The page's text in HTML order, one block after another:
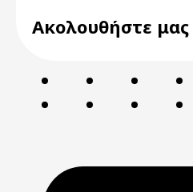
Ακολουθήστε μας